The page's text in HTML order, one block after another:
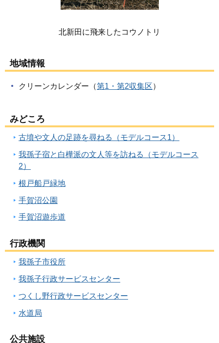
北新田に飛来したコウノトリ
地域情報
クリーンカレンダー（第1・第2収集区）
みどころ
古墳や文人の足跡を尋ねる（モデルコース1）
我孫子宿と白樺派の文人等を訪ねる（モデルコース
2）
根戸船戸緑地
手賀沼公園
手賀沼遊歩道
行政機関
我孫子市役所
我孫子行政サービスセンター
つくし野行政サービスセンター
水道局
公共施設